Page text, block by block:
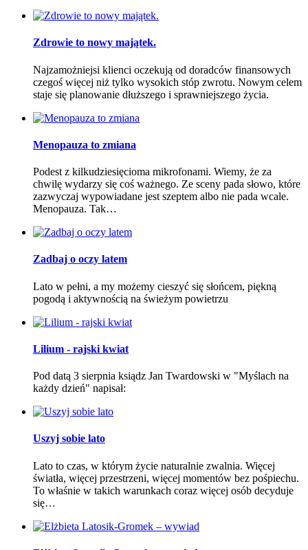
Zdrowie to nowy majątek.
Najzamożniejsi klienci oczekują od doradców finansowych
czegoś więcej niż tylko wysokich stóp zwrotu. Nowym celem
staje się planowanie dłuższego i sprawniejszego życia.
Menopauza to zmiana
Podest z kilkudziesięcioma mikrofonami. Wiemy, że za
chwilę wydarzy się coś ważnego. Ze sceny pada słowo, które
zazwyczaj wypowiadane jest szeptem albo nie pada wcale.
Menopauza. Tak…
Zadbaj o oczy latem
Lato w pełni, a my możemy cieszyć się słońcem, piękną
pogodą i aktywnością na świeżym powietrzu
Lilium - rajski kwiat
Pod datą 3 sierpnia ksiądz Jan Twardowski w "Myślach na
każdy dzień" napisał:
Uszyj sobie lato
Lato to czas, w którym życie naturalnie zwalnia. Więcej
światła, więcej przestrzeni, więcej momentów bez pośpiechu.
To właśnie w takich warunkach coraz więcej osób decyduje
się…